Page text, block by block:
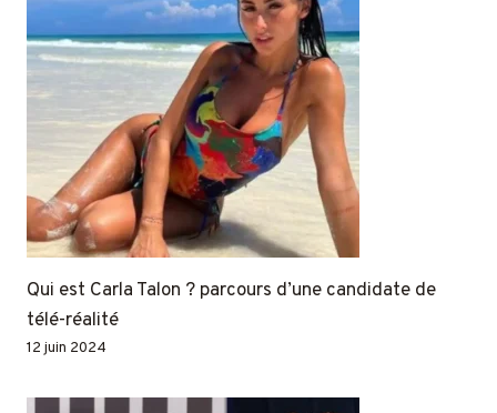
Qui est Carla Talon ? parcours d’une candidate de
télé-réalité
12 juin 2024